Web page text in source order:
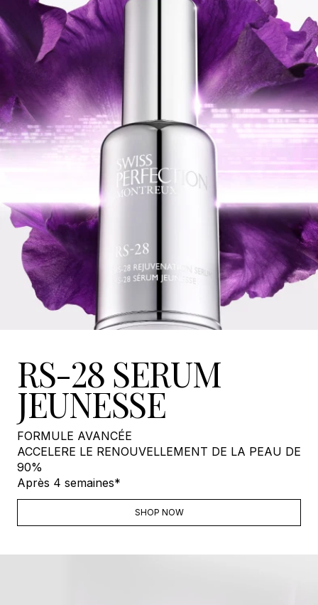
RS-28 SERUM
JEUNESSE
FORMULE AVANCÉE
ACCELERE LE RENOUVELLEMENT DE LA PEAU DE
90%
Après 4 semaines*
SHOP NOW